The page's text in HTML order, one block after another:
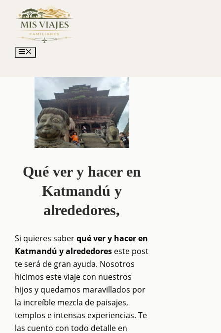
contenido
Menú
Qué ver y hacer en
Katmandú y
alrededores,
Si quieres saberqué ver y hacer en
Katmandú y alrededores este post
te será de gran ayuda. Nosotros
hicimos este viaje con nuestros
hijos y quedamos maravillados por
la increíble mezcla de paisajes,
templos e intensas experiencias. Te
las cuento con todo detalle en